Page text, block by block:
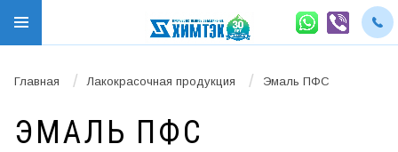
Главная / Лакокрасочная продукция / Эмаль ПФС
ЭМАЛЬ ПФС